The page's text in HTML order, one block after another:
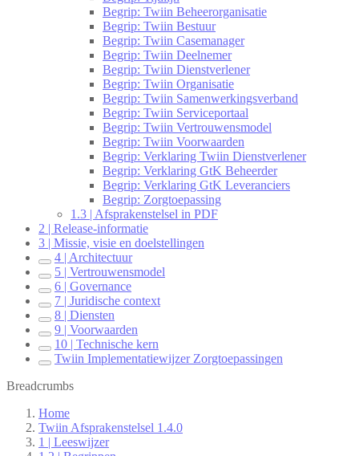
Begrip: Twiin Beheerorganisatie
Begrip: Twiin Bestuur
Begrip: Twiin Casemanager
Begrip: Twiin Deelnemer
Begrip: Twiin Dienstverlener
Begrip: Twiin Organisatie
Begrip: Twiin Samenwerkingsverband
Begrip: Twiin Serviceportaal
Begrip: Twiin Vertrouwensmodel
Begrip: Twiin Voorwaarden
Begrip: Verklaring Twiin Dienstverlener
Begrip: Verklaring GtK Beheerder
Begrip: Verklaring GtK Leveranciers
Begrip: Zorgtoepassing
1.3 | Afsprakenstelsel in PDF
2 | Release-informatie
3 | Missie, visie en doelstellingen
4 | Architectuur
5 | Vertrouwensmodel
6 | Governance
7 | Juridische context
8 | Diensten
9 | Voorwaarden
10 | Technische kern
Twiin Implementatiewijzer Zorgtoepassingen
Breadcrumbs
Home
Twiin Afsprakenstelsel 1.4.0
1 | Leeswijzer